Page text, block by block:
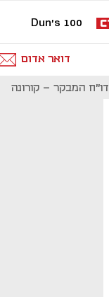
Dun's 100
דואר אדום
דו"ח המבקר - קורונה